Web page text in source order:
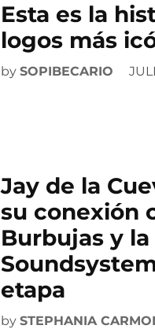
Esta es la
logos más
by SOPIBECARIO
Jay de la
su conexión
Burbujas y
etapa
by STEPHANIA